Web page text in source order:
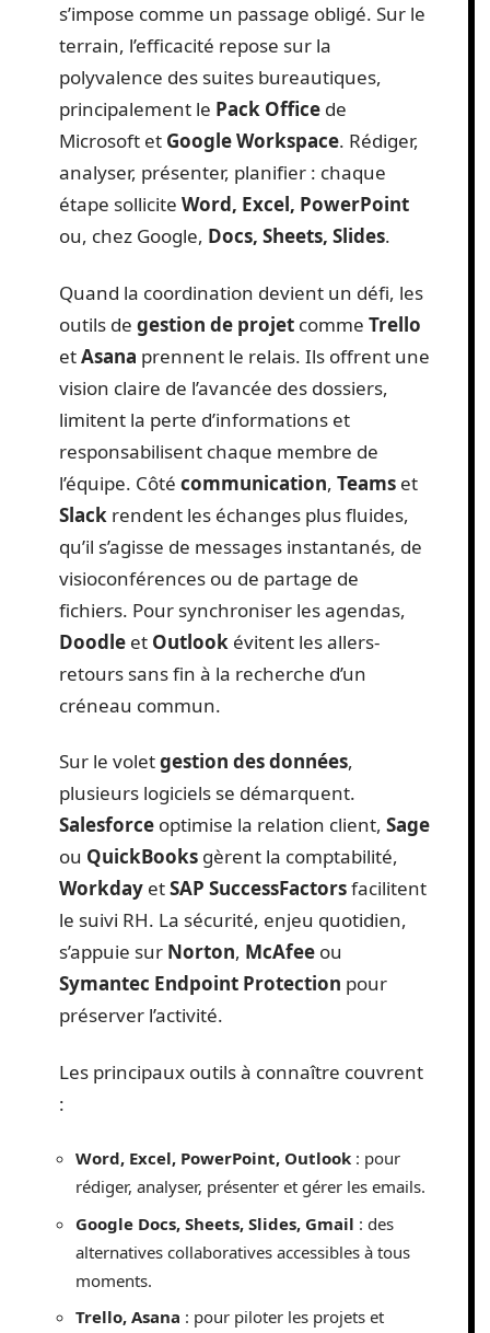
s’impose comme un passage obligé. Sur le
terrain, l’efficacité repose sur la
polyvalence des suites bureautiques,
principalement le Pack Office de
Microsoft et Google Workspace. Rédiger,
analyser, présenter, planifier : chaque
étape sollicite Word, Excel, PowerPoint
ou, chez Google, Docs, Sheets, Slides.
Quand la coordination devient un défi, les
outils de gestion de projet comme Trello
etAsana prennent le relais. Ils offrent une
vision claire de l’avancée des dossiers,
limitent la perte d’informations et
responsabilisent chaque membre de
l’équipe. Côté communication, Teams et
Slack rendent les échanges plus fluides,
qu’il s’agisse de messages instantanés, de
visioconférences ou de partage de
fichiers. Pour synchroniser les agendas,
Doodle et Outlook évitent les allers-
retours sans fin à la recherche d’un
créneau commun.
Sur le voletgestion des données,
plusieurs logiciels se démarquent.
Salesforce optimise la relation client, Sage
ou QuickBooks gèrent la comptabilité,
Workday etSAP SuccessFactorsfacilitent
le suivi RH. La sécurité, enjeu quotidien,
s’appuie sur Norton, McAfee ou
Symantec Endpoint Protection pour
préserver l’activité.
Les principaux outils à connaître couvrent
:
Word, Excel, PowerPoint, Outlook : pour
rédiger, analyser, présenter et gérer les emails.
Google Docs, Sheets, Slides, Gmail : des
alternatives collaboratives accessibles à tous
moments.
Trello, Asana : pour piloter les projets et